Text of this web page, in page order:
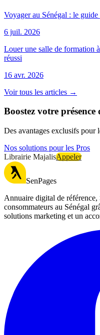
Voyager au Sénégal : le guide
6 juil. 2026
Louer une salle de formation
réussi
16 avr. 2026
Voir tous les articles →
Boostez votre présence
Des avantages exclusifs pour
Nos solutions pour les Pros
Librairie MajalisAppeler
SenPages
Annuaire digital de référence,
consommateurs au Sénégal
solutions marketing et un